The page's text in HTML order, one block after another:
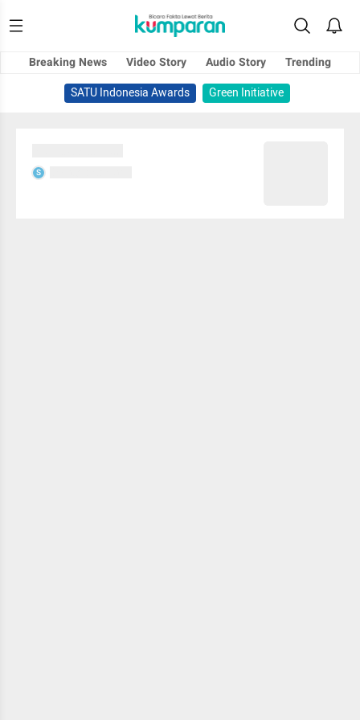
Breaking News Video Story Audio Story
Trending
SATU Indonesia Awards
Green Initiative
S